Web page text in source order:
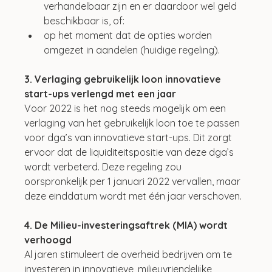
verhandelbaar zijn en er daardoor wel geld
beschikbaar is, of:
op het moment dat de opties worden
omgezet in aandelen (huidige regeling).
3. Verlaging gebruikelijk loon innovatieve
start-ups verlengd met een jaar
Voor 2022 is het nog steeds mogelijk om een
verlaging van het gebruikelijk loon toe te passen
voor dga’s van innovatieve start-ups. Dit zorgt
ervoor dat de liquiditeitspositie van deze dga’s
wordt verbeterd. Deze regeling zou
oorspronkelijk per 1 januari 2022 vervallen, maar
deze einddatum wordt met één jaar verschoven.
4. De Milieu-investeringsaftrek (MIA) wordt
verhoogd
Al jaren stimuleert de overheid bedrijven om te
investeren in innovatieve, milieuvriendelijke